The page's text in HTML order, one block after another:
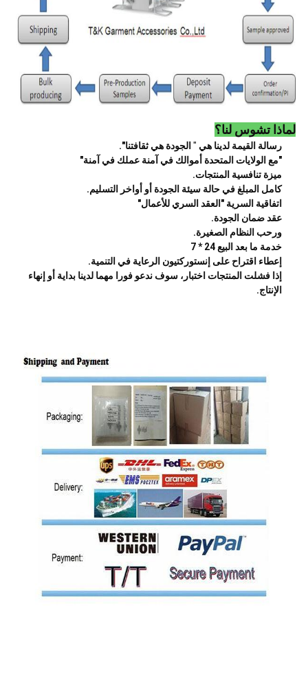
لماذا تشوس لنا؟
رسالة القيمة لدينا هي " الجودة هي ثقافتنا".
"مع الولايات المتحدة أموالك في آمنة عملك في آمنة"
ميزة تنافسية المنتجات.
كامل المبلغ في حالة سيئة الجودة أو أواخر التسليم.
اتفاقية السرية "العقد السري للأعمال"
عقد ضمان الجودة.
ورحب النظام الصغيرة.
خدمة ما بعد البيع 24 * 7
إعطاء اقتراح على إنستوركتيون الرعاية في التنمية.
إذا فشلت المنتجات اختبار، سوف ندعو فورا مهما لدينا بداية أو إنهاء
الإنتاج.